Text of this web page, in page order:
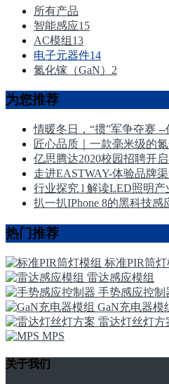
所有产品
智能感应15
AC模组 13
电子元器件14
氮化镓（GaN） 2
为您推荐
情暖冬日，“掼”军争夺赛
匠心品质｜一款毫米级的
亿思腾达2020校园招聘开
走进EASTWAY-体验品牌
行业探究 l 解读LED照明产
扒一扒IPhone 8的黑科技感
热门推荐
标准PIR筒灯
雷达感应模组
手势感应控制
GaN充电器模
雷达灯丝灯方
MPS
关于我们